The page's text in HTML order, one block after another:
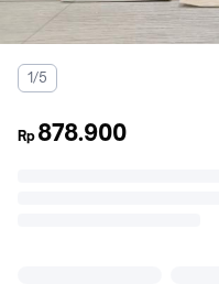
1/5
Rp 878.900